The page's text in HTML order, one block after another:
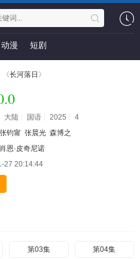
动漫 短剧
《长河落日 》
大陆 国语 2025
4
张钧甯 张晨光 森博之
肖恩·皮奇尼诺
27 20:14:44
第03集 第04集